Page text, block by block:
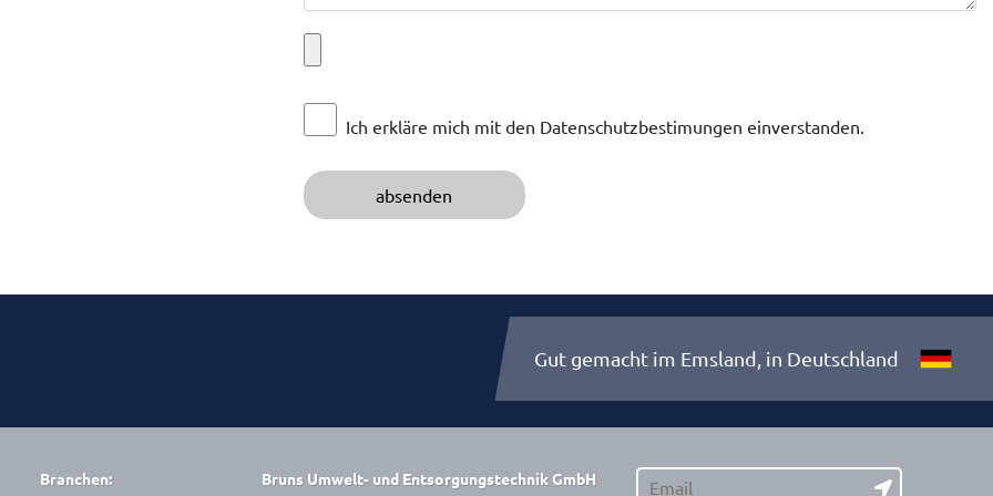
Ich erkläre mich mit den Datenschutzbestimungen einverstanden.
Gut gemacht im Emsland, in Deutschland
Branchen:
Bruns Umwelt- und Entsorgungstechnik GmbH